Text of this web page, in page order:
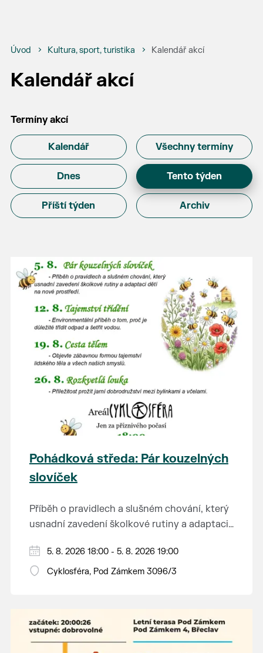
Úvod Kultura, sport, turistika Kalendář akcí
Kalendář akcí
Termíny akcí
Kalendář Všechny termíny
Dnes Tento týden
Příští týden Archiv
Pohádková středa: Pár kouzelných
slovíček
Příběh o pravidlech a slušném chování, který
usnadní zavedení školkové rutiny a adaptaci
Hraje se jen za příznivého počasí.
Vstupné dobrovolné.
5. 8. 2026 18:00 - 5. 8. 2026 19:00
Cyklosféra, Pod Zámkem 3096/3